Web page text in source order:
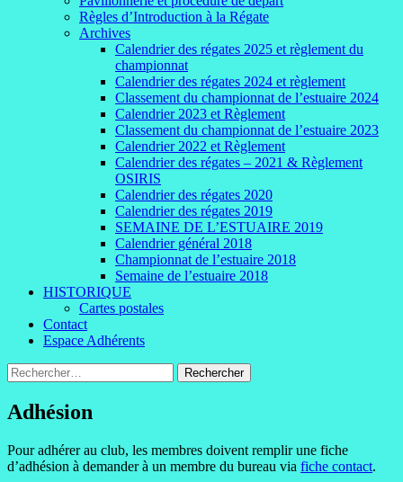
Règles d’Introduction à la Régate
Archives
Calendrier des régates 2025 et règlement du
championnat
Calendrier des régates 2024 et règlement
Classement du championnat de l’estuaire 2024
Calendrier 2023 et Règlement
Classement du championnat de l’estuaire 2023
Calendrier 2022 et Règlement
Calendrier des régates – 2021 & Règlement
OSIRIS
Calendrier des régates 2020
Calendrier des régates 2019
SEMAINE DE L’ESTUAIRE 2019
Calendrier général 2018
Championnat de l’estuaire 2018
Semaine de l’estuaire 2018
HISTORIQUE
Cartes postales
Contact
Espace Adhérents
Rechercher :
Adhésion
Pour adhérer au club, les membres doivent remplir une fiche
d’adhésion à demander à un membre du bureau via fiche contact.